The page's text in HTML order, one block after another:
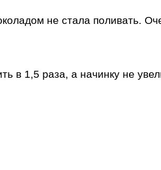
не стала поливать.
в 1,5 раза, а начинку не